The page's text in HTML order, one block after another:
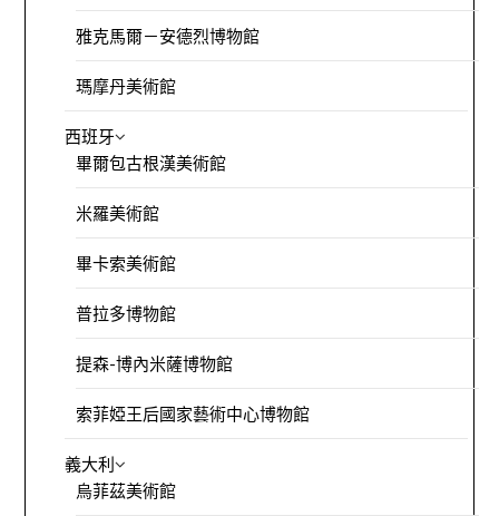
雅克馬爾－安德烈博物館
瑪摩丹美術館
西班牙
畢爾包古根漢美術館
米羅美術館
畢卡索美術館
普拉多博物館
提森-博內米薩博物館
索菲婭王后國家藝術中心博物館
義大利
烏菲茲美術館